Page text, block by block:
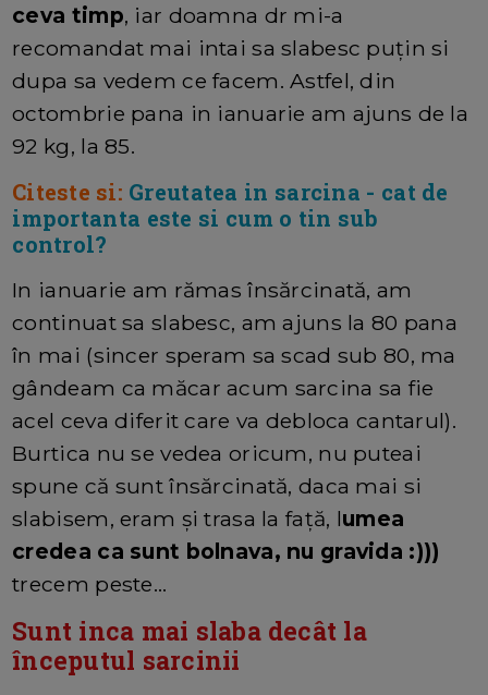
ceva timp, iar doamna dr mi-a
recomandat mai intai sa slabesc puțin si
dupa sa vedem ce facem. Astfel, din
octombrie pana in ianuarie am ajuns de la
92 kg, la 85.
Citeste si: Greutatea in sarcina - cat de
importanta este si cum o tin sub
control?
In ianuarie am rămas însărcinată, am
continuat sa slabesc, am ajuns la 80 pana
în mai (sincer speram sa scad sub 80, ma
gândeam ca măcar acum sarcina sa fie
acel ceva diferit care va debloca cantarul).
Burtica nu se vedea oricum, nu puteai
spune că sunt însărcinată, daca mai si
slabisem, eram și trasa la față, lumea
credea ca sunt bolnava, nu gravida :)))
trecem peste...
Sunt inca mai slaba decât la
începutul sarcinii